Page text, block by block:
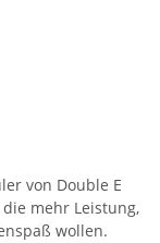
von Double E
mehr Leistung,
wollen.